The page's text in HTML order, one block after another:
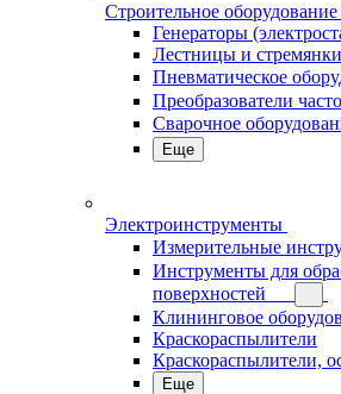
Строительное
Генераторы
Лестницы и стремянки
Пневматическое
Преобразователи
Сварочное
Еще
Электроинструменты
Измерительные
Инструменты для
поверхностей
Клининговое
Краскораспылители
Краскораспылители,
Еще